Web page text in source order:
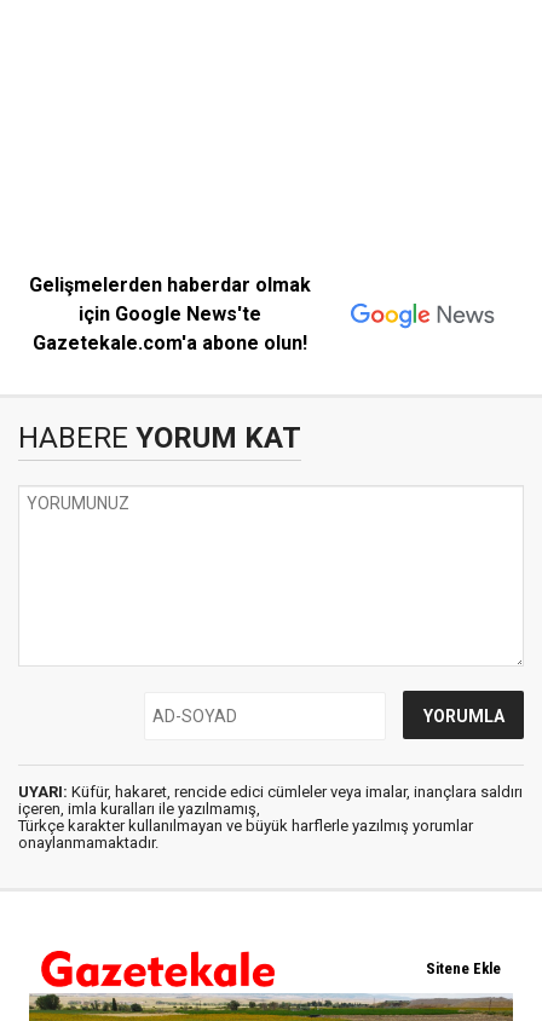
Gelişmelerden haberdar olmak
için Google News'te
Gazetekale.com'a abone olun!
HABERE YORUM KAT
UYARI: Küfür, hakaret, rencide edici cümleler veya imalar, inançlara saldırı
içeren, imla kuralları ile yazılmamış,
Türkçe karakter kullanılmayan ve büyük harflerle yazılmış yorumlar
onaylanmamaktadır.